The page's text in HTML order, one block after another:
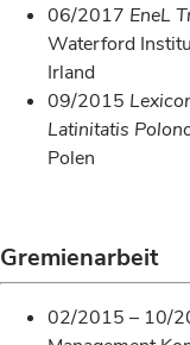
06/2017 EneL
Waterford
Irland
09/2015
Latinitatis
Polen
Gremienarbeit
02/2015 – 10/